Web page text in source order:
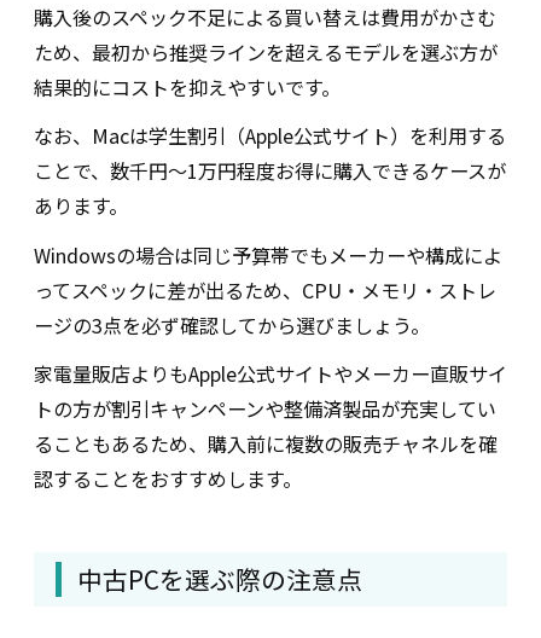
購入後のスペック不足による買い替えは費用がかさむ
ため、最初から推奨ラインを超えるモデルを選ぶ方が
結果的にコストを抑えやすいです。
なお、Macは学生割引（Apple公式サイト）を利用する
ことで、数千円〜1万円程度お得に購入できるケースが
あります。
Windowsの場合は同じ予算帯でもメーカーや構成によ
ってスペックに差が出るため、CPU・メモリ・ストレ
ージの3点を必ず確認してから選びましょう。
家電量販店よりもApple公式サイトやメーカー直販サイ
トの方が割引キャンペーンや整備済製品が充実してい
ることもあるため、購入前に複数の販売チャネルを確
認することをおすすめします。
中古PCを選ぶ際の注意点